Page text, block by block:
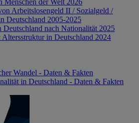
Arbeitslosengeld II / Sozialgeld /
Deutschland 2005-2025
Deutschland nach Nationalität 2025
Altersstruktur in Deutschland 2024
Wandel - Daten & Fakten
in Deutschland - Daten & Fakten